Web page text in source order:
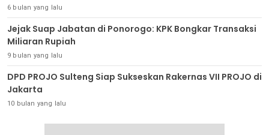
6 bulan yang lalu
Jejak Suap Jabatan di Ponorogo: KPK Bongkar Transaksi
Miliaran Rupiah
9 bulan yang lalu
DPD PROJO Sulteng Siap Sukseskan Rakernas VII PROJO di
Jakarta
10 bulan yang lalu